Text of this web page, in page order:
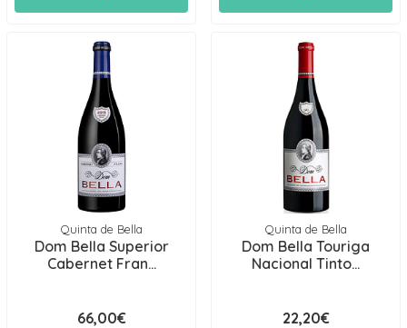
Quinta de Bella
Dom Bella Superior
Cabernet Fran...
66,00€
Quinta de Bella
Dom Bella Touriga
Nacional Tinto...
22,20€